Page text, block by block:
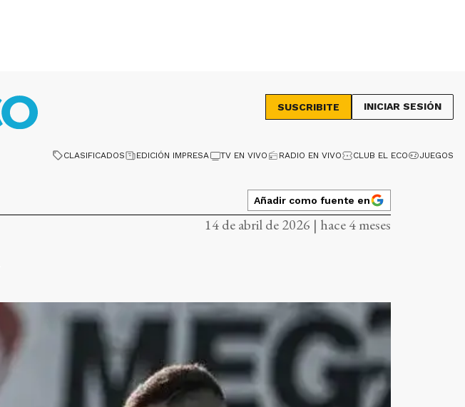
SUSCRIBITE INICIAR SESIÓN
CLASIFICADOS EDICIÓN IMPRESA TV EN VIVO RADIO EN VIVO CLUB EL ECO JUEGOS
Añadir como fuente en
14 de abril de 2026 | hace 4 meses